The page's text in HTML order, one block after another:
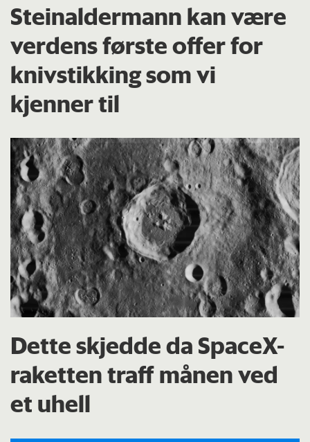
Steinaldermann kan være
verdens første offer for
knivstikking som vi
kjenner til
Dette skjedde da SpaceX-
raketten traff månen ved
et uhell